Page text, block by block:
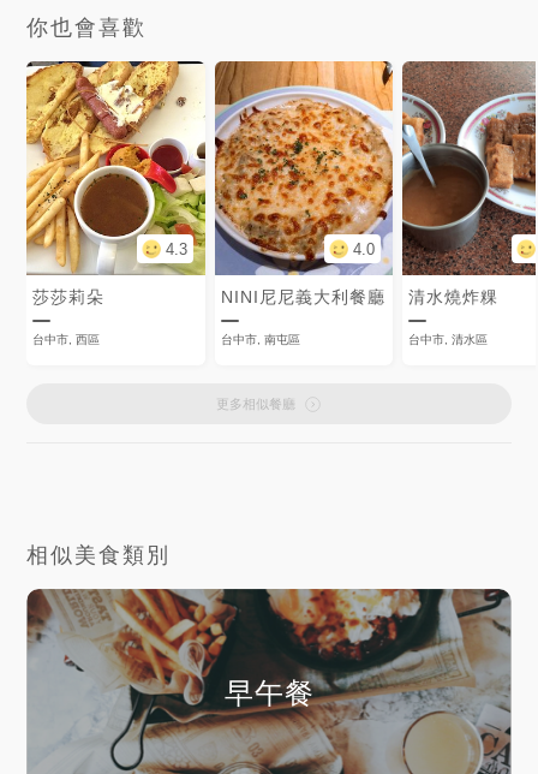
你也會喜歡
4.3
莎莎莉朵
台中市, 西區
4.0
NINI尼尼義大利餐廳
台中市, 南屯區
清水燒炸粿
台中市, 清水區
更多相似餐廳
相似美食類別
早午餐